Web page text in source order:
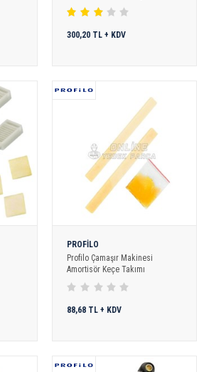
300,20 TL + KDV
PROFİLO
Profilo Çamaşır Makinesi
Amortisör Keçe Takımı
88,68 TL + KDV